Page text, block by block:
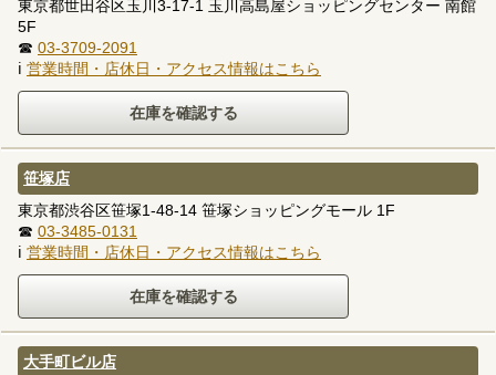
東京都世田谷区玉川3-17-1 玉川高島屋ショッピングセンター 南館
5F
☎ 03-3709-2091
ℹ 営業時間・店休日・アクセス情報はこちら
笹塚店
東京都渋谷区笹塚1-48-14 笹塚ショッピングモール 1F
☎ 03-3485-0131
ℹ 営業時間・店休日・アクセス情報はこちら
大手町ビル店